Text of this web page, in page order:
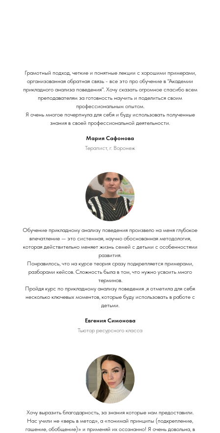
Грамотный подход, четкие и понятные лекции с хорошими примерами,
организованная обратная связь - все это про обучение в "Академии
прикладного анализа поведения". Хочу сказать огромное спасибо всем
преподавателям за готовность научить и поделиться своим
профессиональным опытом.
Я очень многое почерпнула для себя и буду использовать полученные
знания в своей профессиональной деятельности.
Мария Сафонова
Терапист, г. Воронеж
Обучение прикладному анализу поведения произвело на меня глубокое
впечатление — это системная, научно обоснованная методология,
которая действительно меняет жизнь семей с детьми с особенностями
развития.
Понравилось, что на курсе теория сразу подкрепляется примерами,
разборами кейсов. Сложность была в том, что нужно усвоить много
терминов.
Пройдя курс по прикладному анализу поведения ,я отметила для себя
несколько ключевых моментов, которые буду использовать в работе с
детьми.
Евгения Симонова
Тьютор ресурсного класса
Хочу выразить благодарность, за знания которые нам предоставили.
Нас учили не «верь в метод», а «понимай принципы (подкрепление,
гашение, обобщение)» и применяй их осознанно! Я очень довольна, в